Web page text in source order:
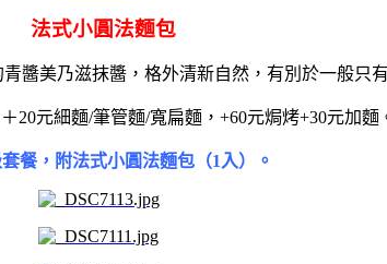
法式小圓法麵包
醬美乃滋抹醬，格外清新自然，有別於一般只
20元細麵/筆管麵/寬扁麵， +60元焗烤+30元加麵
餐，附法式小圓法麵包（1入）。